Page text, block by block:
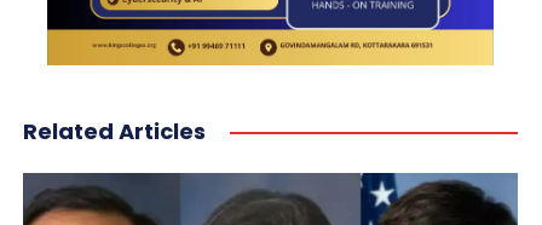
Related Articles